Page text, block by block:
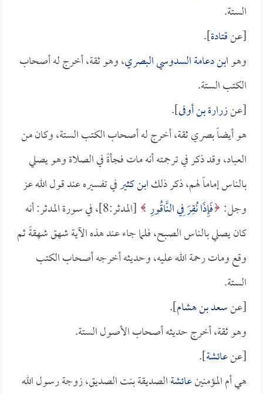
الستة.
[عنقتادة].
وهوابن دعامة السدوسي البصري، وهو ثقة، أخرج له أصحاب
الكتب الستة.
[عنزرارة بن أوفى].
هو أيضاً بصري ثقة، أخرج له أصحاب الكتب الستة، وكان من
العباد، وقد ذكر في ترجمته أنه مات فجأةً في الصلاة وهو يصلي
بالناس إماماً لهم، ذكر ذلكابن كثيرفي تفسيره عند قول الله عز
وجل: فَإِذَا نُقِرَ فِي النَّاقُورِ
[المدثر:8]، في سورة المدثر: أنه
كان يصلي بالناس الصبح، فلما جاء عند هذه الآية شهق شهقةً ثم
وقع ومات رحمة الله عليه، وحديثه أخرجه أصحاب الكتب
الستة.
[عنسعد بن هشام].
وهو ثقة، أخرج حديثه أصحاب الأصول الستة.
[عنعائشة].
هي أم المؤمنينعائشةالصديقة بنت الصديق، زوجة رسول الله